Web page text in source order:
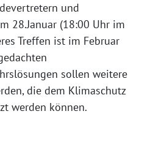
und
28.Januar (18:00 Uhr im
Treffen ist im Februar
sollen weitere
die dem Klimaschutz
werden können.